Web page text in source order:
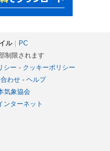
ル｜
PC
制限されます
シー - クッキーポリシー
わせ- ヘルプ
気象協会
ンターネット